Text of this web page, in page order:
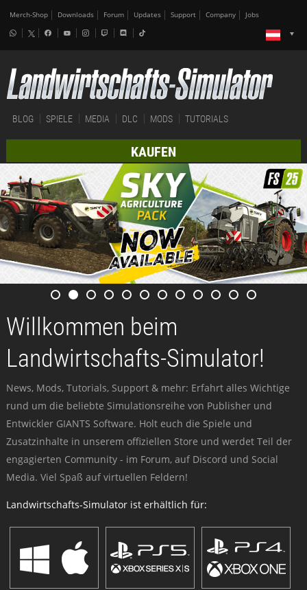
Merch-Shop Downloads Forum Updates Support Company Jobs
BLOG SPIELE MEDIA DLC MODS TUTORIALS
KAUFEN
Willkommen beim
Landwirtschafts-Simulator!
News, Mods, Tutorials, Support & mehr: Erfahrt alles Wichtige
rund um die beliebte Simulationsreihe von Publisher und
Entwickler GIANTS Software. Holt euch die Spiele und
Zusatzinhalte in unserem offiziellen Store und werdet Teil der
engagierten Community - im Forum, auf Discord und Social
Media. Viel Spaß auf virtuellen Feldern!
Landwirtschafts-Simulator ist erhältlich für: